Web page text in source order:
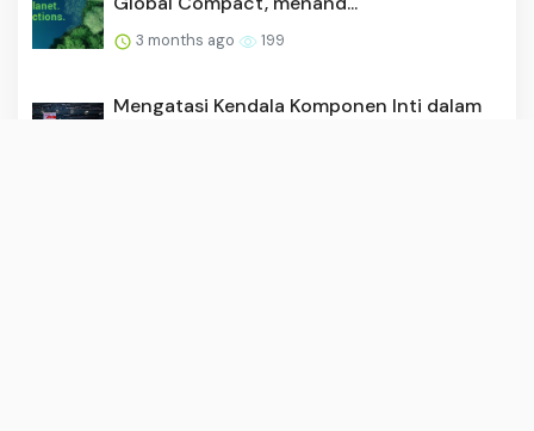
3 months ago 199
Mengatasi Kendala Komponen Inti dalam